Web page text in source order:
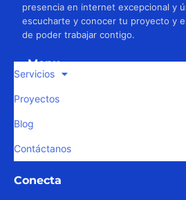
presencia en internet excepcional y
escucharte y conocer tu proyecto y
de poder trabajar contigo.
Menu
Servicios
Proyectos
Blog
Contáctanos
Conecta